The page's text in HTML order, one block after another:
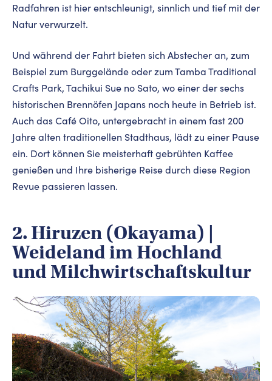
Radfahren ist hier entschleunigt, sinnlich und tief mit der
Natur verwurzelt.
Und während der Fahrt bieten sich Abstecher an, zum
Beispiel zum Burggelände oder zum Tamba Traditional
Crafts Park, Tachikui Sue no Sato, wo einer der sechs
historischen Brennöfen Japans noch heute in Betrieb ist.
Auch das Café Oito, untergebracht in einem fast 200
Jahre alten traditionellen Stadthaus, lädt zu einer Pause
ein. Dort können Sie meisterhaft gebrühten Kaffee
genießen und Ihre bisherige Reise durch diese Region
Revue passieren lassen.
2. Hiruzen (Okayama) |
Weideland im Hochland
und Milchwirtschaftskultur